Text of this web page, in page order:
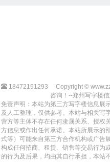
18472191293
Copyright ©
咨询！--郑州写字楼
免责声明：本站为第三方写字楼信息展
及人工整理，仅供参考。本站与相关写
营方等主体不存在任何隶属关系、授权
方信息或作出任何承诺。本站所展示的
式等）可能来自第三方合作机构或广告
构成任何招商、租赁、销售等交易行为
的行为及后果，均由其自行承担，本站